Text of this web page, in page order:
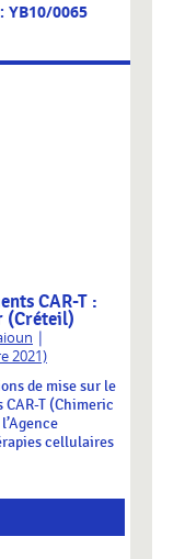
YB10/0065
CAR-T :
(Créteil)
|
2021)
de mise sur le
T (Chimeric
cellulaires